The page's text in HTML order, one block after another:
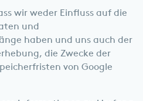
wir weder Einfluss auf die
und
haben und uns auch der
die Zwecke der
von Google